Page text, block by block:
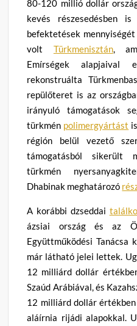
80-120 millió dollár
kevés részesedésben
befektetések
volt Türkmenisztán,
Emírségek alapjaival
rekonstruálta
repülőteret is az
irányuló támogatások
türkmén polimergyártást
régión belül vezető
támogatásból sikerült
türkmén
Dhabinak meghatározó
A korábbi dzseddai
ázsiai ország és az
Együttműködési
már látható jelei lettek.
12 milliárd dollár
Szaúd Arábiával, és
12 milliárd dollár
aláírnia rijádi alapokkal.